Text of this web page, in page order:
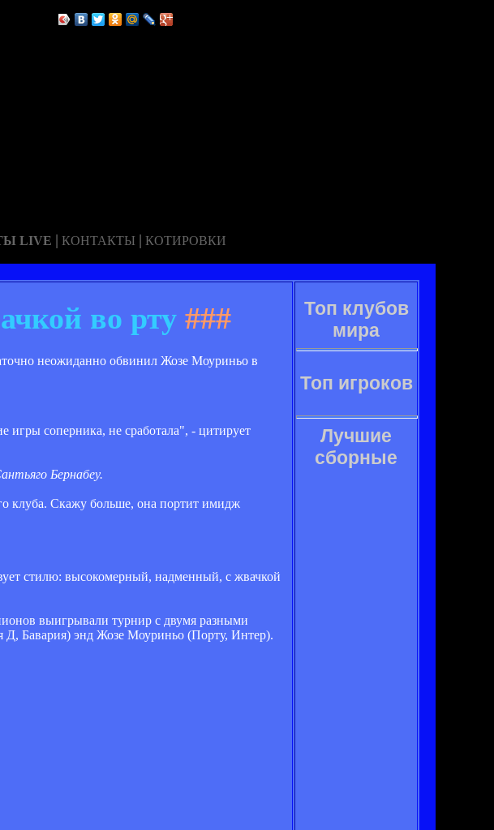
LIVE | КОНТАКТЫ | КОТИРОВКИ
во рту ###
неожиданно обвинил Жозе Моуриньо в
игры соперника, не сработала", - цитирует
Бернабеу.
клуба. Скажу больше, она портит имидж
стилю: высокомерный, надменный, с жвачкой
выигрывали турнир с двумя разными
Д, Бавария) энд Жозе Моуриньо (Порту, Интер).
Топ клубов
мира
Топ игроков
Лучшие
сборные